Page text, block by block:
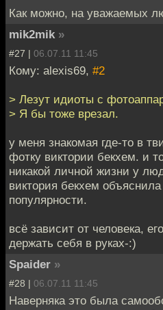
Как можно, на уважаемых
mik2mik »
#27 | 06.07.11 11:45
Кому: alexis69, #2
> Лезут идиоты с
> Я бы тоже врезал.
у меня знакомая где-то в
фотку виктории бекхем. и
никакой личной жизни у
виктория бекхем
популярности.
всё зависит от человека,
держать себя в руках-:)
Spaider »
#28 | 06.07.11 11:45
Наверняка это была